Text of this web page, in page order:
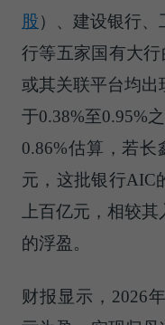
股） 、建设银行
行等五家国有大行
或其关联平台均出
于0.38%至0.95%
0.86%估算，若
元，这批银行AIC
上百亿元，相较
的浮盈。
财报显示，2026